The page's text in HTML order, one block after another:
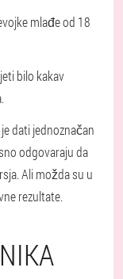
mlađe od 18
bilo kakav
dati jednoznačan
odgovaraju da
Ali možda su u
rezultate.